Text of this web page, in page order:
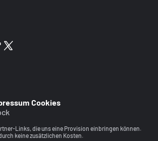
Cookies
Links, die uns eine Provision einbringen können.
keine zusätzlichen Kosten.